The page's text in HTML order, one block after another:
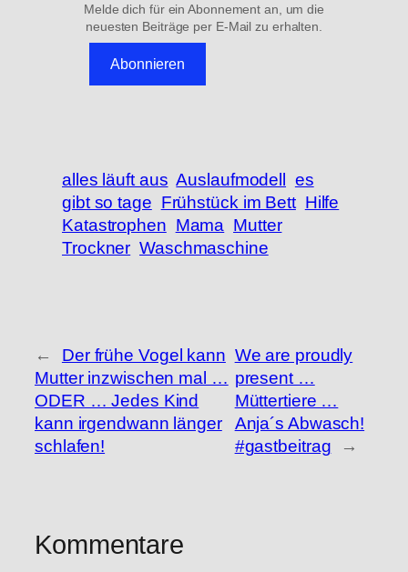
Melde dich für ein Abonnement an, um die
neuesten Beiträge per E-Mail zu erhalten.
Abonnieren
alles läuft aus Auslaufmodell
es
gibt so tage Frühstück im Bett Hilfe
Katastrophen Mama Mutter
Trockner Waschmaschine
←
Der frühe Vogel kann
Mutter inzwischen mal …
ODER … Jedes Kind
kann irgendwann länger
schlafen!
We are proudly
present …
Müttertiere …
Anja´s Abwasch!
#gastbeitrag
→
Kommentare